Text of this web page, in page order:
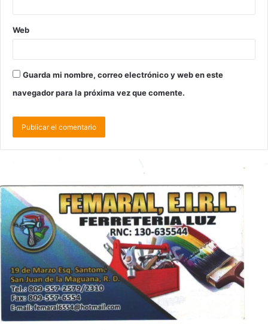
Web
Guarda mi nombre, correo electrónico y web en este
navegador para la próxima vez que comente.